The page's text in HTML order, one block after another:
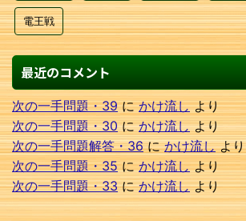
電王戦
最近のコメント
次の一手問題・39にかけ流しより
次の一手問題・30にかけ流しより
次の一手問題解答・36にかけ流しより
次の一手問題・35にかけ流しより
次の一手問題・33にかけ流しより